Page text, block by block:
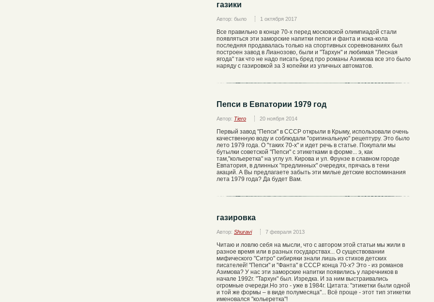
газики
Автор: было 1 октября 2017
Все правильно в конце 70-х перед московской олимпиадой стали
появляться эти заморские напитки пепси и фанта и кока-кола
последняя продавалась только на спортивных соревнованиях был
построен завод в Лианозово, были и "Тархун" и любимая "Лесная
ягода" так что не надо писать бред про романы Азимова все это было
наряду с газировкой за 3 копейки из уличных автоматов.
Пепси в Евпатории 1979 год
Автор: Tiero 20 ноября 2014
Первый завод "Пепси" в СССР открыли в Крыму, использовали очень
качественную воду и соблюдали "оригинальную" рецептуру. Это было
лето 1979 года. О "таких 70-х" и идет речь в статье. Покупали мы
бутылки советской "Пепси" с этикетками в форме... э, как
там,"кольеретка" на углу ул. Кирова и ул. Фрунзе в славном городе
Евпатория, в длинных "предлинных" очередях, прячась в тени
акаций. А Вы предлагаете забыть эти милые детские воспоминания
лета 1979 года? Да будет Вам.
газировка
Автор: Shuravi 7 февраля 2013
Читаю и ловлю себя на мысли, что с автором этой статьи мы жили в
разное время или в разных государствах... О существовании
мифического "Ситро" сибиряки знали лишь из стихов детских
писателей! "Пепси" и "Фанта" в СССР конца 70-х? Это - из романов
Азимова? У нас эти заморские напитки появились у ларечников в
начале 1992г. "Тархун" был. Изредка. И за ним выстраивались
огромные очереди.Но это - уже в 1984г. Цитата: "этикетки были одной
и той же формы – в виде полумесяца"... Всё проще - этот тип этикетки
именовался "кольеретка"!